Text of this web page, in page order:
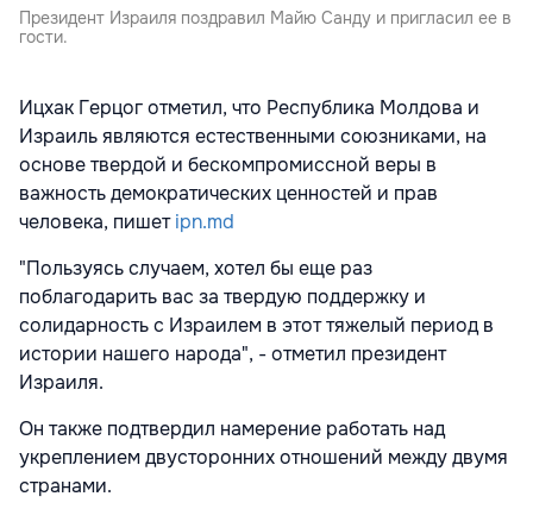
Президент Израиля поздравил Майю Санду и пригласил ее в
гости.
Ицхак Герцоготметил, что Республика Молдова и
Израиль являются естественными союзниками, на
основе твердой и бескомпромиссной веры в
важность демократических ценностей и прав
человека, пишетipn.md
"Пользуясь случаем, хотел бы еще раз
поблагодарить вас за твердую поддержку и
солидарность с Израилем в этот тяжелый период в
истории нашего народа", - отметил президент
Израиля.
Он также подтвердил намерение работать над
укреплением двусторонних отношений между двумя
странами.